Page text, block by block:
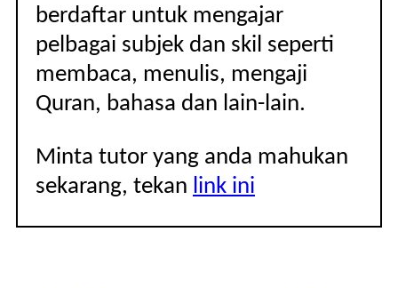
berdaftar untuk mengajar
pelbagai subjek dan skil seperti
membaca, menulis, mengaji
Quran, bahasa dan lain-lain.
Minta tutor yang anda mahukan
sekarang, tekan link ini